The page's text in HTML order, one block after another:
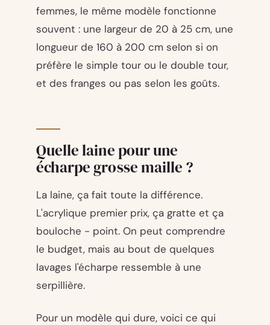
femmes, le même modèle fonctionne
souvent : une largeur de 20 à 25 cm, une
longueur de 160 à 200 cm selon si on
préfère le simple tour ou le double tour,
et des franges ou pas selon les goûts.
Quelle laine pour une
écharpe grosse maille ?
La laine, ça fait toute la différence.
L'acrylique premier prix, ça gratte et ça
bouloche - point. On peut comprendre
le budget, mais au bout de quelques
lavages l'écharpe ressemble à une
serpillière.
Pour un modèle qui dure, voici ce qui